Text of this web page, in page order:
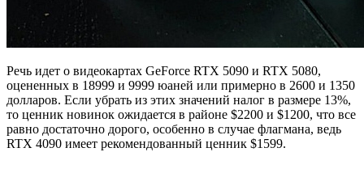
Речь идет о видеокартах GeForce RTX 5090 и RTX 5080,
оцененных в 18999 и 9999 юаней или примерно в 2600 и 1350
долларов. Если убрать из этих значений налог в размере 13%,
то ценник новинок ожидается в районе $2200 и $1200, что все
равно достаточно дорого, особенно в случае флагмана, ведь
RTX 4090 имеет рекомендованный ценник $1599.